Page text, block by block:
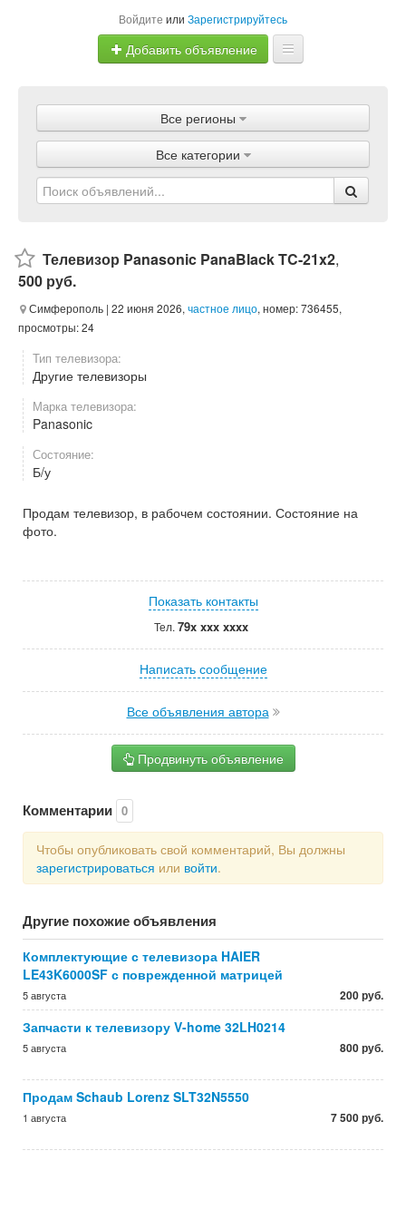
Войдите или Зарегистрируйтесь
Добавить объявление
Объявления
Магазины
Услуги
Все регионы
Все категории
Телевизор Panasonic PanaBlack TC-21x2,
500 руб.
Симферополь | 22 июня 2026, частное лицо, номер: 736455,
просмотры: 24
Тип телевизора:
Другие телевизоры
Марка телевизора:
Panasonic
Состояние:
Б/у
Продам телевизор, в рабочем состоянии. Состояние на
фото.
Показать контакты
Тел. 79x xxx xxxx
Написать сообщение
Все объявления автора
Продвинуть объявление
Комментарии 0
Чтобы опубликовать свой комментарий, Вы должны
зарегистрироваться или войти.
Другие похожие объявления
Комплектующие с телевизора HAIER
LE43K6000SF с поврежденной матрицей
5 августа 200 руб.
Запчасти к телевизору V-home 32LH0214
5 августа 800 руб.
Продам Schaub Lorenz SLT32N5550
1 августа 7 500 руб.